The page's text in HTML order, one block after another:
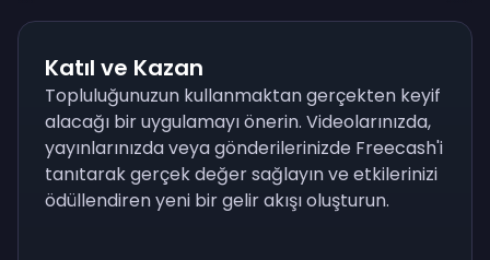
Katıl ve Kazan
Topluluğunuzun kullanmaktan gerçekten keyif
alacağı bir uygulamayı önerin. Videolarınızda,
yayınlarınızda veya gönderilerinizde Freecash'i
tanıtarak gerçek değer sağlayın ve etkilerinizi
ödüllendiren yeni bir gelir akışı oluşturun.